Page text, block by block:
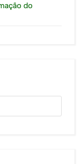
do